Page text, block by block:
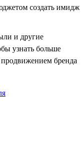
и другие
узнать больше
продвижением бренда